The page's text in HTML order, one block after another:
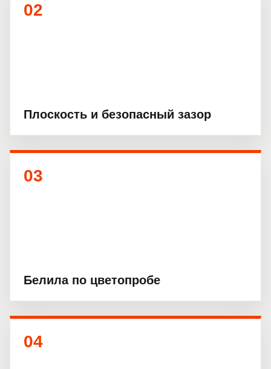
02
Плоскость и безопасный зазор
03
Белила по цветопробе
04